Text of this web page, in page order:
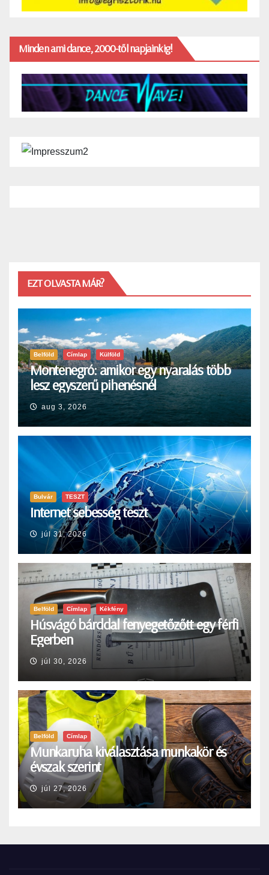
Minden ami dance, 2000-től napjainkig!
EZT OLVASTA MÁR?
Belföld Címlap Külföld
Montenegró: amikor egy nyaralás több
lesz egyszerű pihenésnél
aug 3, 2026
Bulvár TESZT
Internet sebesség teszt
júl 31, 2026
Belföld Címlap Kékfény
Húsvágó bárddal fenyegetőzőtt egy férfi
Egerben
júl 30, 2026
Belföld Címlap
Munkaruha kiválasztása munkakör és
évszak szerint
júl 27, 2026